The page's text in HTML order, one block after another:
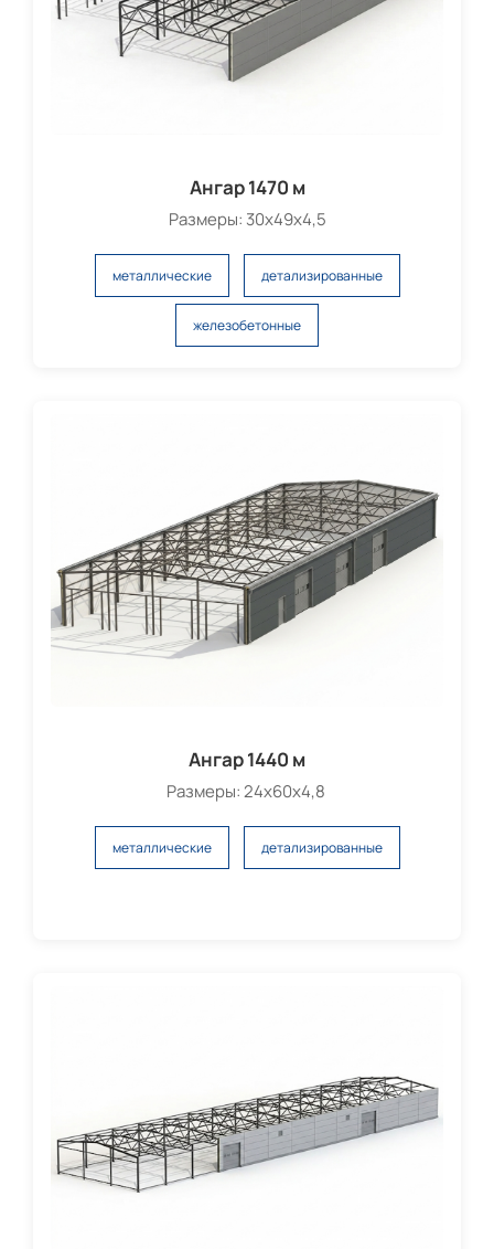
Ангар 1470 м
Размеры: 30х49х4,5
металлические детализированные
железобетонные
Ангар 1440 м
Размеры: 24х60х4,8
металлические детализированные